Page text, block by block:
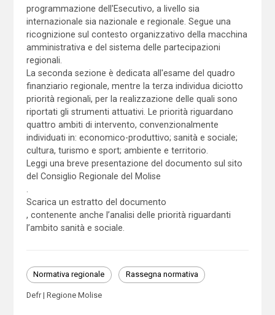
programmazione dell'Esecutivo, a livello sia
internazionale sia nazionale e regionale. Segue una
ricognizione sul contesto organizzativo della macchina
amministrativa e del sistema delle partecipazioni
regionali.
La seconda sezione è dedicata all'esame del quadro
finanziario regionale, mentre la terza individua diciotto
priorità regionali, per la realizzazione delle quali sono
riportati gli strumenti attuativi. Le priorità riguardano
quattro ambiti di intervento, convenzionalmente
individuati in: economico-produttivo; sanità e sociale;
cultura, turismo e sport; ambiente e territorio.
Leggi una breve presentazione del documento sul sito
del Consiglio Regionale del Molise
Scarica un estratto del documento
, contenente anche l’analisi delle priorità riguardanti
l’ambito sanità e sociale.
Normativa regionale Rassegna normativa
Defr Regione Molise